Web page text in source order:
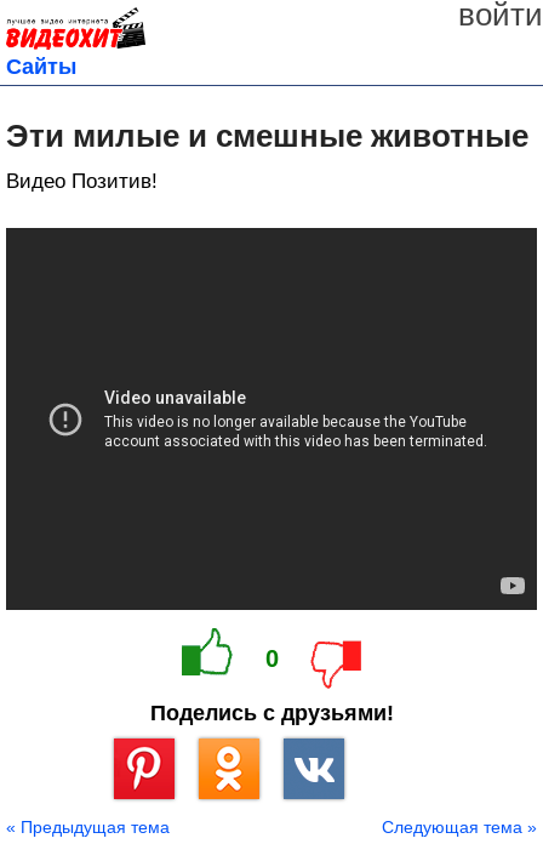
войти
Сайты
Эти милые и смешные животные
Видео Позитив!
0
Поделись с друзьями!
« Предыдущая тема Следующая тема »